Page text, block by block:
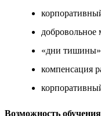
«дни тишины»
компенсация
Возможность